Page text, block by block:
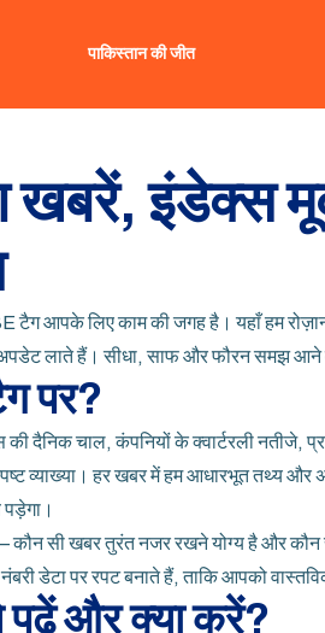
पाकिस्तान की जीत
खबरें, इंडेक्स
टैग आपके लिए काम की जगह है। यहाँ हम
लाते हैं। सीधा, साफ और फौरन समझ आने
पर?
दैनिक चाल, कंपनियों के क्वार्टरली नतीजे,
व्याख्या। हर खबर में हम आधारभूत तथ्य
कौन सी खबर तुरंत नजर रखने योग्य है और
डेटा पर रपट बनाते हैं, ताकि आपको
और क्या करें?